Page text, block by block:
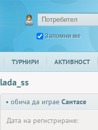
Запомни ме
ТУРНИРИ АКТИВНОСТ
lada_ss
• обича да играе Сантасе
Дата на регистриране: